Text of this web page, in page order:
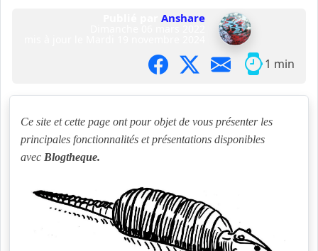
Anshare
1 min
Ce site et cette page ont pour objet de vous présenter les
principales fonctionnalités et présentations disponibles
avec Blogtheque.